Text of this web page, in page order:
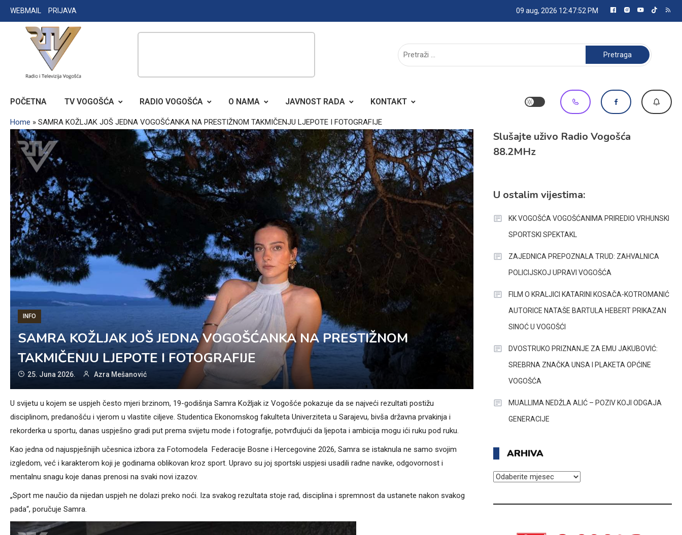
Skip
to
WEBMAIL PRIJAVA 09 aug, 2026 12:47:54 PM
RADIO TELEVIZIJA VOGOŠĆA
Pretraga:
POČETNA TV VOGOŠĆA RADIO VOGOŠĆA O NAMA JAVNOST RADA KONTAKT
Home » SAMRA KOŽLJAK JOŠ JEDNA VOGOŠĆANKA NA PRESTIŽNOM TAKMIČENJU LJEPOTE I FOTOGRAFIJE
INFO
SAMRA KOŽLJAK JOŠ JEDNA VOGOŠĆANKA NA PRESTIŽNOM
TAKMIČENJU LJEPOTE I FOTOGRAFIJE
25. Juna 2026. Azra Mešanović
U svijetu u kojem se uspjeh često mjeri brzinom, 19-godišnja Samra Kožljak iz Vogošće pokazuje da se najveći rezultati postižu
disciplinom, predanošću i vjerom u vlastite ciljeve. Studentica Ekonomskog fakulteta Univerziteta u Sarajevu, bivša državna prvakinja i
rekorderka u sportu, danas uspješno gradi put prema svijetu mode i fotografije, potvrđujući da ljepota i ambicija mogu ići ruku pod ruku.
Kao jedna od najuspješnijih učesnica izbora za Fotomodela Federacije Bosne i Hercegovine 2026, Samra se istaknula ne samo svojim
izgledom, već i karakterom koji je godinama oblikovan kroz sport. Upravo su joj sportski uspjesi usadili radne navike, odgovornost i
mentalnu snagu koje danas prenosi na svaki novi izazov.
„Sport me naučio da nijedan uspjeh ne dolazi preko noći. Iza svakog rezultata stoje rad, disciplina i spremnost da ustanete nakon svakog
pada“, poručuje Samra.
Slušajte uživo Radio Vogošća
88.2MHz
U ostalim vijestima:
KK VOGOŠĆA VOGOŠĆANIMA PRIREDIO VRHUNSKI
SPORTSKI SPEKTAKL
ZAJEDNICA PREPOZNALA TRUD: ZAHVALNICA
POLICIJSKOJ UPRAVI VOGOŠĆA
FILM O KRALJICI KATARINI KOSAČA-KOTROMANIĆ
AUTORICE NATAŠE BARTULA HEBERT PRIKAZAN
SINOĆ U VOGOŠĆI
DVOSTRUKO PRIZNANJE ZA EMU JAKUBOVIĆ:
SREBRNA ZNAČKA UNSA I PLAKETA OPĆINE
VOGOŠĆA
MUALLIMA NEDŽLA ALIĆ – POZIV KOJI ODGAJA
GENERACIJE
ARHIVA
ARHIVA